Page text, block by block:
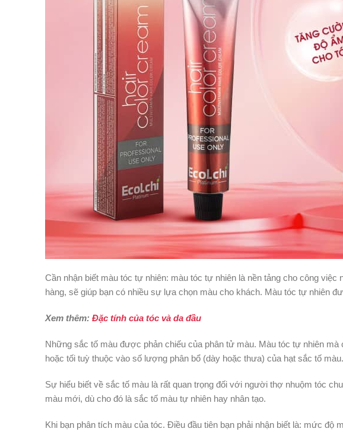
Cần nhận biết màu tóc tự nhiên: màu tóc tự nhiên là nền tảng cho công
hàng, sẽ giúp bạn có nhiều sự lựa chọn màu cho khách. Màu tóc tự nhiên
Xem thêm: Đặc tính của tóc và da đầu
Những sắc tố màu được phản chiếu của phân tử màu. Màu tóc tự nhiên
hoặc tối tuỳ thuộc vào số lượng phân bổ (dày hoặc thưa) của hạt sắc tố màu.
Sự hiểu biết về sắc tố màu là rất quan trọng đối với người thợ nhuộm tóc
màu mới, dù cho đó là sắc tố màu tự nhiên hay nhân tạo.
Khi bạn phân tích màu của tóc. Điều đầu tiên bạn phải nhận biết là: mức độ